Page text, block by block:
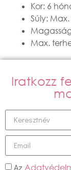
Kor: 6
Súly:
Max.
Iratkozz
Az